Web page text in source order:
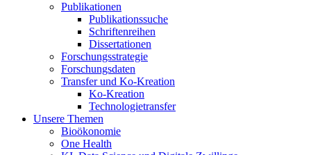
Publikationen
Publikationssuche
Schriftenreihen
Dissertationen
Forschungsstrategie
Forschungsdaten
Transfer und Ko-Kreation
Ko-Kreation
Technologietransfer
Unsere Themen
Bioökonomie
One Health